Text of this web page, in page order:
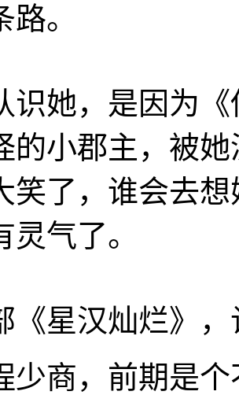
。
识她，是因为
的小郡主，被
笑了，谁会去
气了。
《星汉灿烂》
少商，前期是